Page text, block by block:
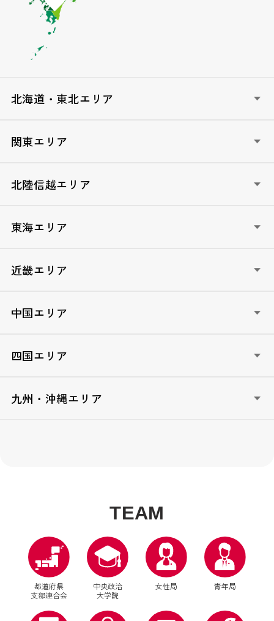
北海道・東北エリア
HOKKAIDO政治塾（北海道）
いわて政治塾（岩手）
やまがた元気塾（山形）
関東エリア
いばらき青年フォーラム（茨城）
ぐんま政治塾（群馬）
TOKYO自民党政経塾（東京）
北陸信越エリア
LDP新潟政治学校（新潟）
石川政経塾（石川）
信州維新塾（長野）
東海エリア
自民党ぎふ政治塾（岐阜）
愛知政治大学院（愛知）
近畿エリア
しが自民党政治セミナー（滋賀）
自民党政治大学校なにわ塾（大阪）
木国政経塾（和歌山）
中国エリア
TOTTORI政治塾/女星塾とっとり（鳥取）
おかやま政治大学校（岡山）
四国エリア
とくしま志政塾（徳島）
九州・沖縄エリア
自民党大分政治学院（大分）
ふるさとリーダー育成塾かごんま造士館（鹿児島）
Okinawa政治大学校-夢・志道場-（沖縄）
TEAM
都道府県
支部連合会
中央政治
大学院
女性局 青年局